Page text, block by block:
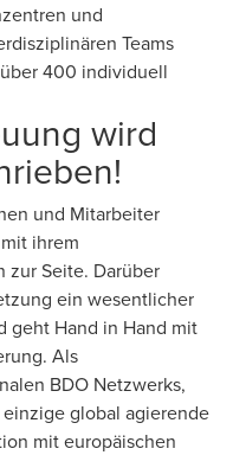
und
Teams
400 individuell
wird
und Mitarbeiter
ihrem
zur Seite. Darüber
ein wesentlicher
geht Hand in Hand mit
Als
BDO Netzwerks,
global agierende
mit europäischen